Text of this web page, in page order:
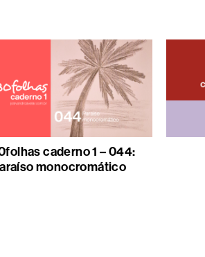
caderno 1 – 044:
monocromático